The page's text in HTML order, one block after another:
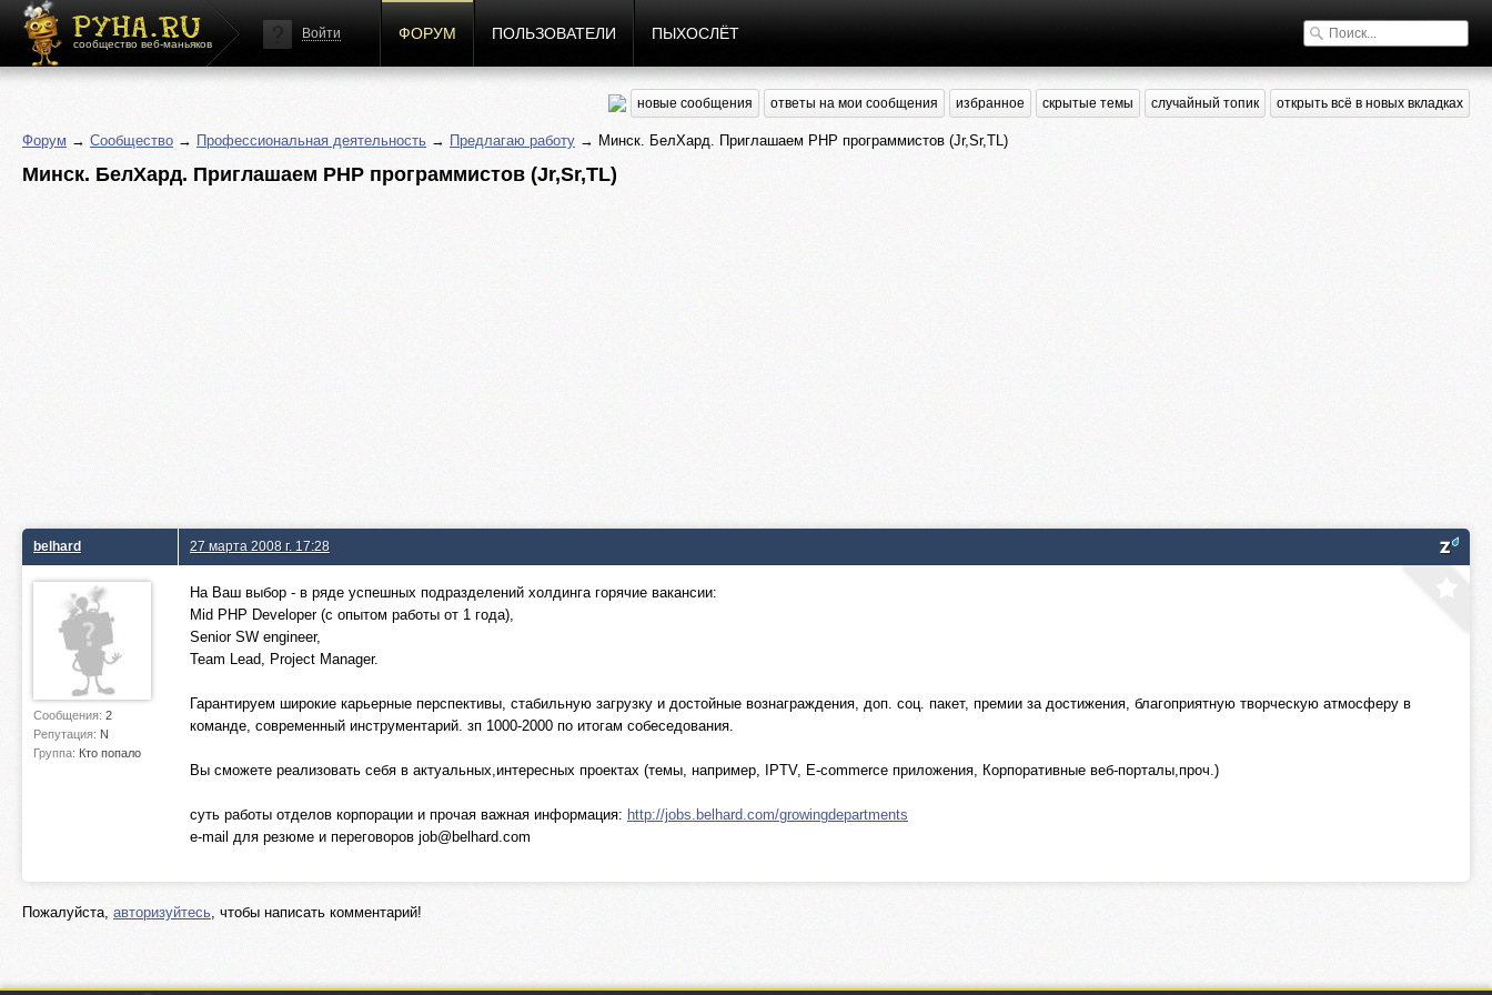
сообщество веб-маньяков
Войти ФОРУМ ПОЛЬЗОВАТЕЛИ ПЫХОСЛЁТ
новые сообщения ответы на мои сообщения избранное скрытые темы случайный топик открыть всё в новых вкладках
Форум → Сообщество → Профессиональная деятельность → Предлагаю работу → Минск. БелХард. Приглашаем PHP программистов (Jr,Sr,TL)
Минск. БелХард. Приглашаем PHP программистов (Jr,Sr,TL)
belhard
Сообщения: 2
Репутация: N
Группа: Кто попало
27 марта 2008 г. 17:28
На Ваш выбор - в ряде успешных подразделений холдинга горячие вакансии:
Mid PHP Developer (с опытом работы от 1 года),
Senior SW engineer,
Team Lead, Project Manager.
Гарантируем широкие карьерные перспективы, стабильную загрузку и достойные вознаграждения, доп. соц. пакет, премии за достижения, благоприятную творческую атмосферу в
команде, современный инструментарий. зп 1000-2000 по итогам собеседования.
Вы сможете реализовать себя в актуальных,интересных проектах (темы, например, IPTV, E-commerce приложения, Корпоративные веб-порталы,проч.)
суть работы отделов корпорации и прочая важная информация: http://jobs.belhard.com/growingdepartments
e-mail для резюме и переговоров job@belhard.com
Пожалуйста, авторизуйтесь, чтобы написать комментарий!